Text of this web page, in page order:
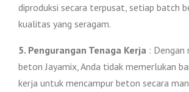
diproduksi secara terpusat, setiap batch
kualitas yang seragam.
5. Pengurangan Tenaga Kerja : Dengan
beton Jayamix, Anda tidak memerlukan
kerja untuk mencampur beton secara